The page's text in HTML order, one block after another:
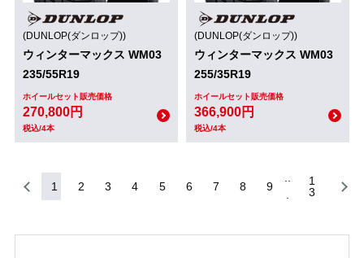
(DUNLOP(ダンロップ))
ウィンターマックス WM03
235/55R19
ホイールセット販売価格
270,800円
税込/4本
(DUNLOP(ダンロップ))
ウィンターマックス WM03
255/35R19
ホイールセット販売価格
366,900円
税込/4本
1 2 3 4 5 6 7 8 9
1
3